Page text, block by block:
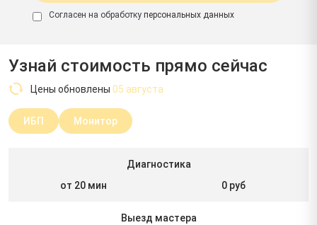
Согласен на обработку персональных данных
Узнай стоимость прямо сейчас
Цены обновлены 05 августа
ИБП Монитор
Диагностика
от 20 мин
0 руб
Выезд мастера